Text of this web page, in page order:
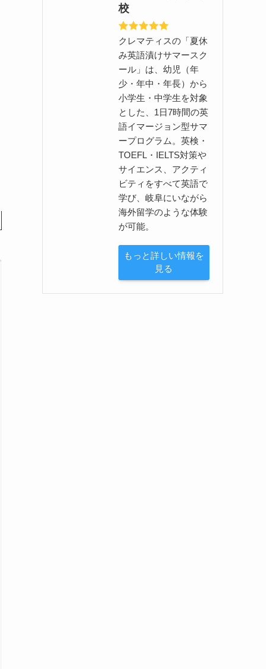
校
クレマティスの「夏休
み英語漬けサマースク
ール」は、幼児（年
少・年中・年長）から
小学生・中学生を対象
とした、1日7時間の英
語イマージョン型サマ
ープログラム。英検・
TOEFL・IELTS対策や
サイエンス、アクティ
ビティをすべて英語で
学び、岐阜にいながら
海外留学のような体験
が可能。
もっと詳しい情報を
見る